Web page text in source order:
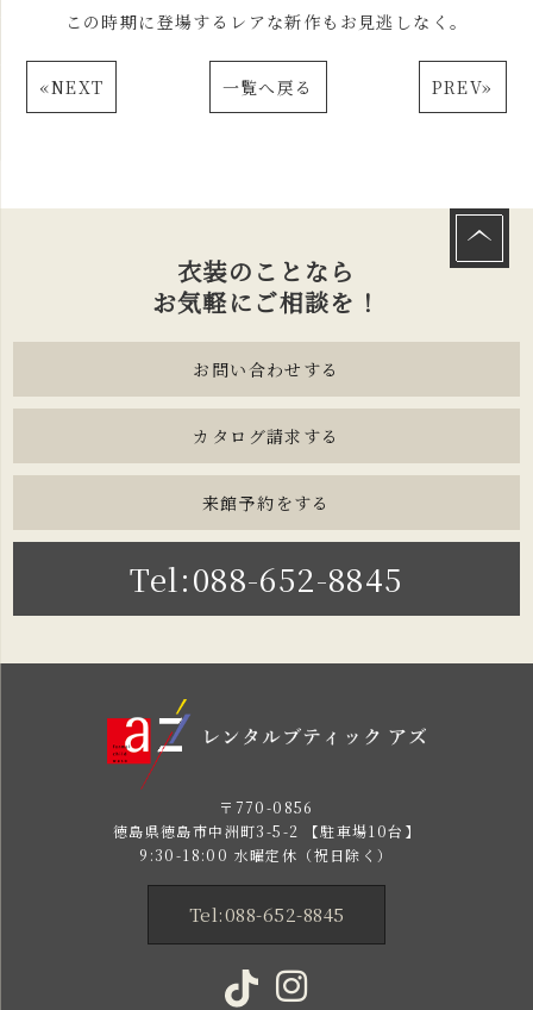
この時期に登場するレアな新作もお見逃しなく。
«NEXT 一覧へ戻る PREV»
衣装のことなら
お気軽にご相談を！
お問い合わせする
カタログ請求する
来館予約をする
Tel:088-652-8845
〒770-0856
徳島県徳島市中洲町3-5-2 【駐車場10台】
9:30-18:00 水曜定休（祝日除く）
Tel:088-652-8845